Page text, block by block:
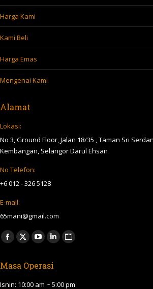
Harga Kami
Kami Beli
Harga Emas
Mengenai Kami
Alamat
Lokasi:
No 3, Ground Floor, Jalan 18/35 , Taman Sri
Kembangan, Selangor Darul Ehsan
No Telefon:
+6 012 - 326 5128
E-mail:
65mani@gmail.com
Find us on:
Facebook
opens
in
X
opens
in
YouTube
opens
in
Linkedin
opens
in
Website
in
Masa Operasi
Isnin: 10:00 am ~ 5:00 pm